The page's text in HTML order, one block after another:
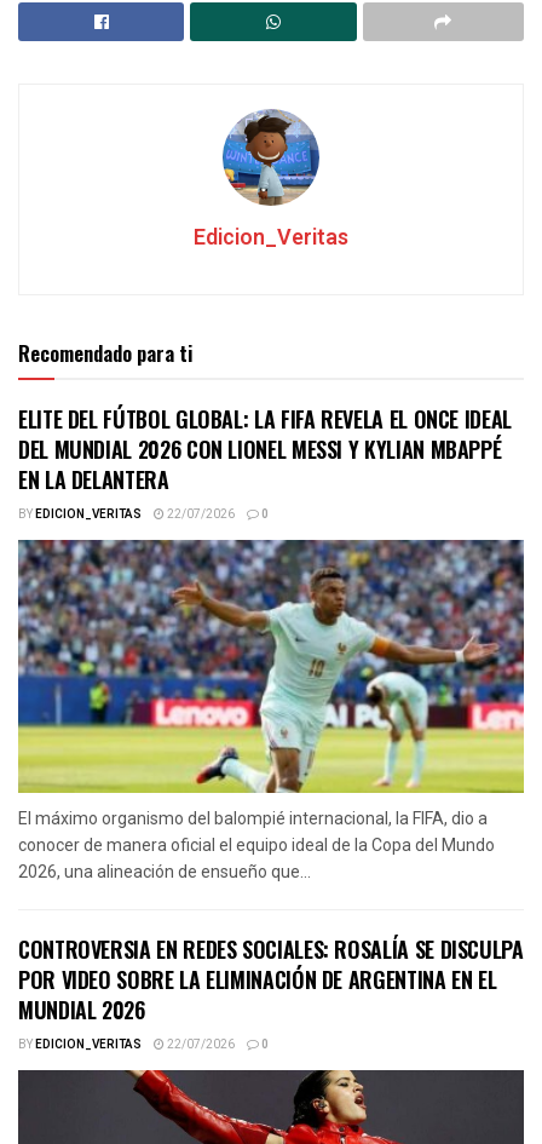
Edicion_Veritas
Recomendado para ti
ELITE DEL FÚTBOL GLOBAL: LA FIFA REVELA EL ONCE IDEAL
DEL MUNDIAL 2026 CON LIONEL MESSI Y KYLIAN MBAPPÉ
EN LA DELANTERA
BYEDICION_VERITAS 22/07/2026 0
El máximo organismo del balompié internacional, la FIFA, dio a
conocer de manera oficial el equipo ideal de la Copa del Mundo
2026, una alineación de ensueño que...
CONTROVERSIA EN REDES SOCIALES: ROSALÍA SE DISCULPA
POR VIDEO SOBRE LA ELIMINACIÓN DE ARGENTINA EN EL
MUNDIAL 2026
BYEDICION_VERITAS 22/07/2026 0